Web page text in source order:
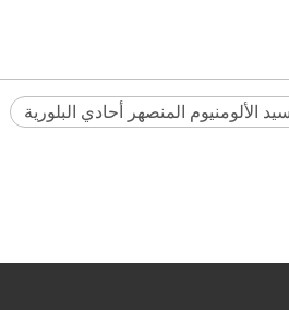
الألومنيوم المنصهر أحادي البلورية